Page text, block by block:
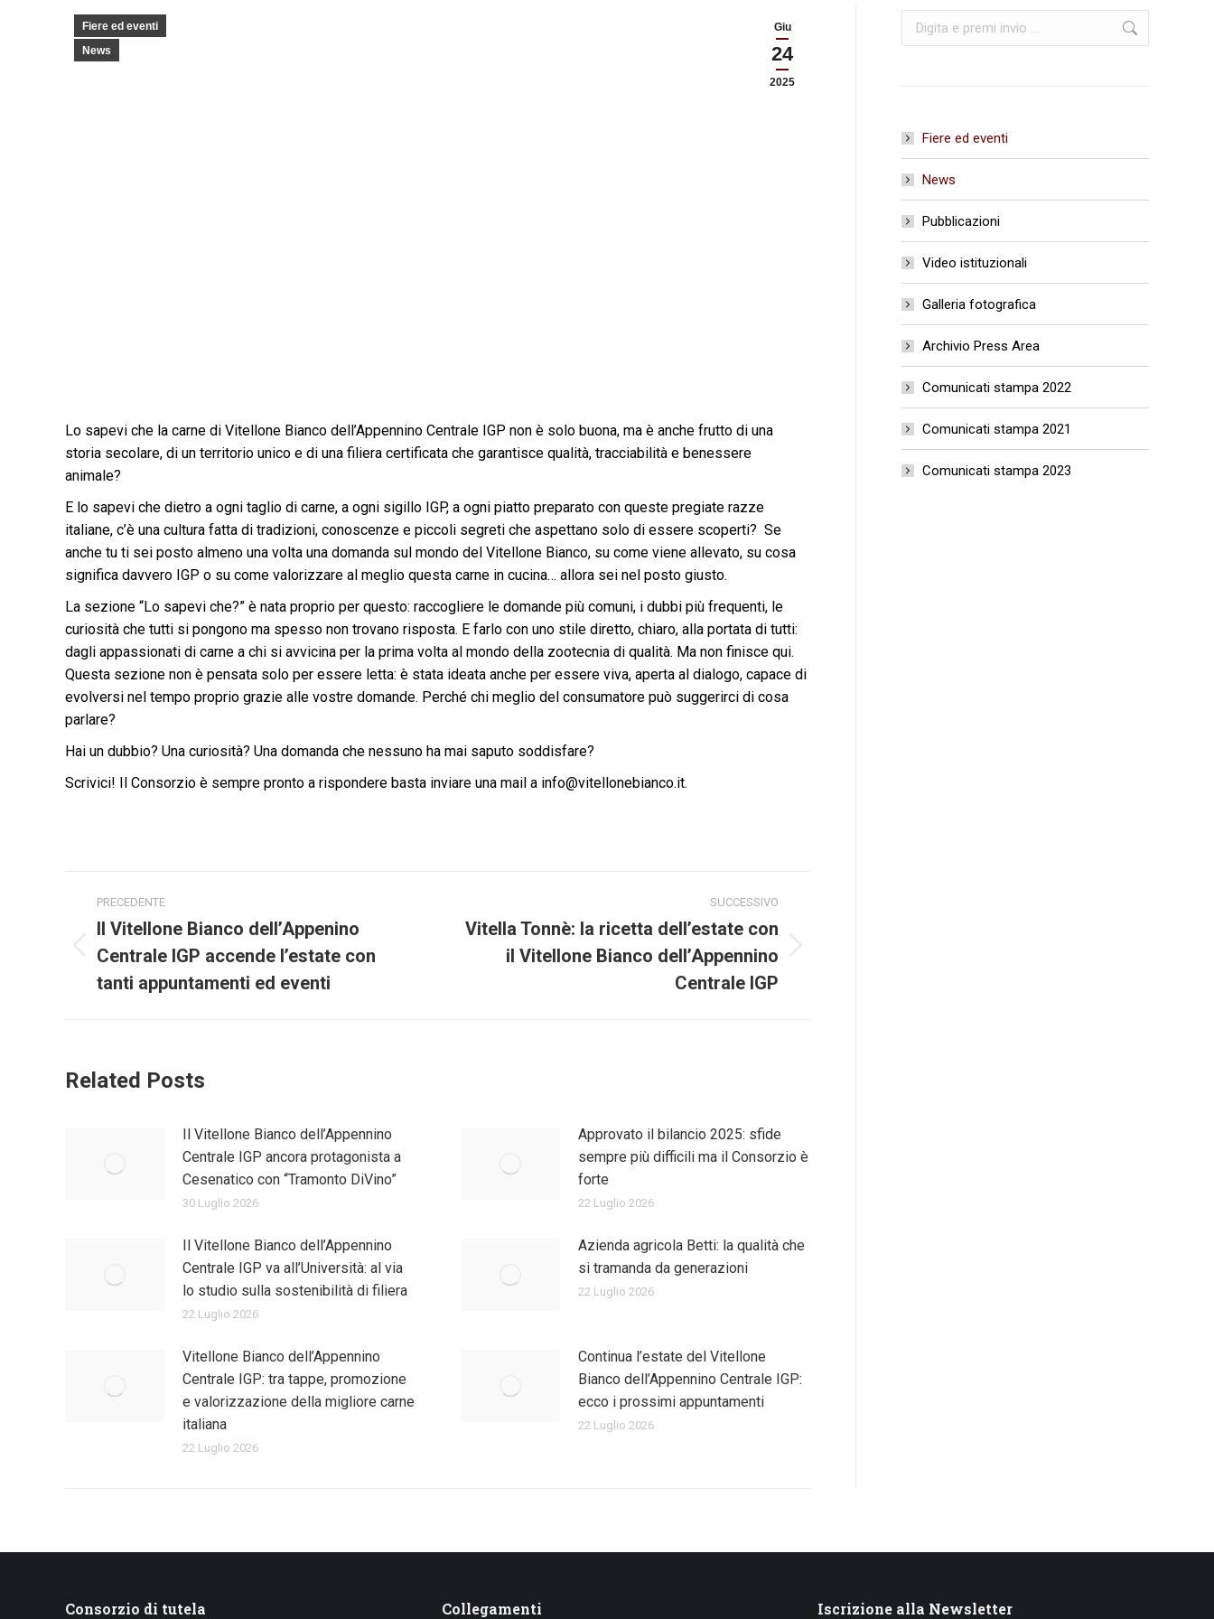
Giu
24
2025
Fiere ed eventi
News
Lo sapevi che la carne di Vitellone Bianco dell’Appennino Centrale IGP non è solo buona, ma è anche frutto di una
storia secolare, di un territorio unico e di una filiera certificata che garantisce qualità, tracciabilità e benessere
animale?
E lo sapevi che dietro a ogni taglio di carne, a ogni sigillo IGP, a ogni piatto preparato con queste pregiate razze
italiane, c’è una cultura fatta di tradizioni, conoscenze e piccoli segreti che aspettano solo di essere scoperti? Se
anche tu ti sei posto almeno una volta una domanda sul mondo del Vitellone Bianco, su come viene allevato, su cosa
significa davvero IGP o su come valorizzare al meglio questa carne in cucina… allora sei nel posto giusto.
La sezione “Lo sapevi che?” è nata proprio per questo: raccogliere le domande più comuni, i dubbi più frequenti, le
curiosità che tutti si pongono ma spesso non trovano risposta. E farlo con uno stile diretto, chiaro, alla portata di tutti:
dagli appassionati di carne a chi si avvicina per la prima volta al mondo della zootecnia di qualità. Ma non finisce qui.
Questa sezione non è pensata solo per essere letta: è stata ideata anche per essere viva, aperta al dialogo, capace di
evolversi nel tempo proprio grazie alle vostre domande. Perché chi meglio del consumatore può suggerirci di cosa
parlare?
Hai un dubbio? Una curiosità? Una domanda che nessuno ha mai saputo soddisfare?
Scrivici! Il Consorzio è sempre pronto a rispondere basta inviare una mail a info@vitellonebianco.it.
Naviga
tra
PRECEDENTE
Post
precedente:
Il Vitellone Bianco dell’Appenino
Centrale IGP accende l’estate con
tanti appuntamenti ed eventi
SUCCESSIVO
Prossimo
Vitella Tonnè: la ricetta dell’estate con
il Vitellone Bianco dell’Appennino
Centrale IGP
Related Posts
Il Vitellone Bianco dell’Appennino
Centrale IGP ancora protagonista a
Cesenatico con “Tramonto DiVino”
30 Luglio 2026
Approvato il bilancio 2025: sfide
sempre più difficili ma il Consorzio è
forte
22 Luglio 2026
Il Vitellone Bianco dell’Appennino
Centrale IGP va all’Università: al via
lo studio sulla sostenibilità di filiera
22 Luglio 2026
Azienda agricola Betti: la qualità che
si tramanda da generazioni
22 Luglio 2026
Vitellone Bianco dell’Appennino
Centrale IGP: tra tappe, promozione
e valorizzazione della migliore carne
italiana
22 Luglio 2026
Continua l’estate del Vitellone
Bianco dell’Appennino Centrale IGP:
ecco i prossimi appuntamenti
22 Luglio 2026
Cerca:
Fiere ed eventi
News
Pubblicazioni
Video istituzionali
Galleria fotografica
Archivio Press Area
Comunicati stampa 2022
Comunicati stampa 2021
Comunicati stampa 2023
Consorzio di tutela Collegamenti Iscrizione alla Newsletter